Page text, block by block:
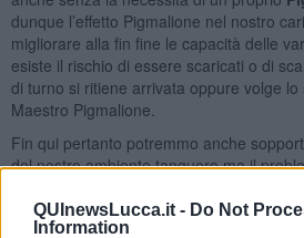
QUInewsLucca.it - Do Not
Information
dunque l’effetto Pigmalione nel nostro
migliorare alla fin fine le capacità delle
esiste il rischio di essere scaricati o di
di turno si ritiene arrivata oppure volge
Maestro Pigmalione.
Fin qui pertanto potremmo anche
del nostro ambiente tanguero ma il
comandamenti del comportamento